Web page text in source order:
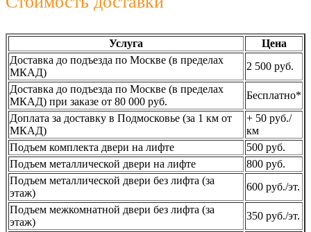
Услуга
Цена
Доставка до подъезда по Москве (в пределах
МКАД)
2 500 руб.
Доставка до подъезда по Москве (в пределах
МКАД) при заказе от 80 000 руб.
Бесплатно*
Доплата за доставку в Подмосковье (за 1 км от
МКАД)
+ 50 руб./
км
Подъем комплекта двери на лифте
500 руб.
Подъем металлической двери на лифте
800 руб.
Подъем металлической двери без лифта (за
этаж)
600 руб./эт.
Подъем межкомнатной двери без лифта (за
этаж)
350 руб./эт.